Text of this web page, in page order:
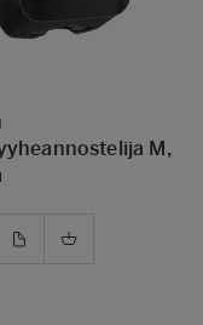
M,